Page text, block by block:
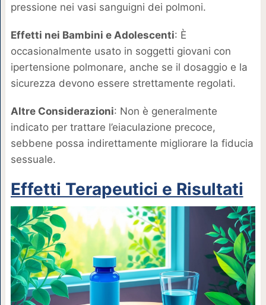
pressione nei vasi sanguigni dei polmoni.
Effetti nei Bambini e Adolescenti: È
occasionalmente usato in soggetti giovani con
ipertensione polmonare, anche se il dosaggio e la
sicurezza devono essere strettamente regolati.
Altre Considerazioni: Non è generalmente
indicato per trattare l’eiaculazione precoce,
sebbene possa indirettamente migliorare la fiducia
sessuale.
Effetti Terapeutici e Risultati